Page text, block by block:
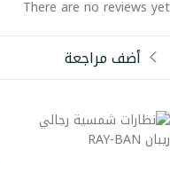
There are no reviews yet
أضف مراجعة